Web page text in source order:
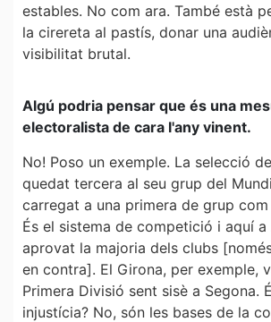
estables. No com ara. També està
la cirereta al pastís, donar una
visibilitat brutal.
Algú podria pensar que és una
electoralista de cara l'any vinent.
No! Poso un exemple. La selecció
quedat tercera al seu grup del
carregat a una primera de grup com
És el sistema de competició i aquí
aprovat la majoria dels clubs
en contra]. El Girona, per exemple,
Primera Divisió sent sisè a Segona.
injustícia? No, són les bases de la